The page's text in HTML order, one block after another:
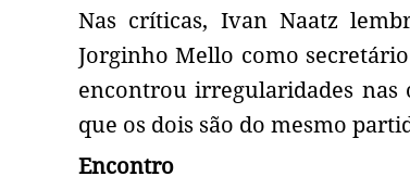
Nas críticas, Ivan Naatz
Jorginho Mello como
encontrou irregularidades nas
que os dois são do mesmo
Encontro